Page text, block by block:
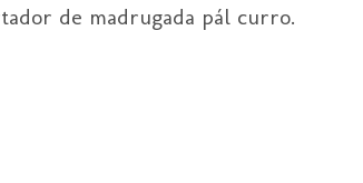
de madrugada pál curro.